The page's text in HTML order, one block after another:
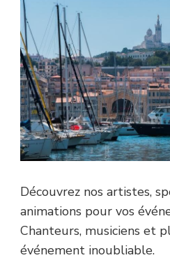
Découvrez nos artistes,
animations pour vos
Chanteurs, musiciens et
événement inoubliable.